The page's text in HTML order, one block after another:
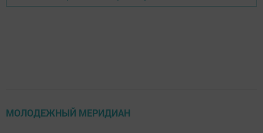
МОЛОДЕЖНЫЙ МЕРИДИАН